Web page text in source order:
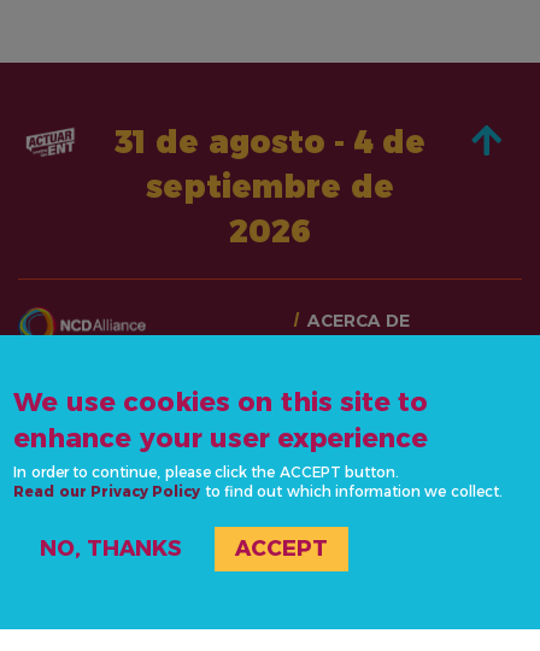
31 de agosto - 4 de
septiembre de
2026
info@actonncds.org
www.ncdalliance.org
ACERCA DE
NOTICIAS Y RECURSOS
RECURSOS
EVENTOS
POLÍTICA DE
We use cookies on this site to
enhance your user experience
In order to continue, please click the ACCEPT button.
Read our Privacy Policy to find out which information we collect.
NO, THANKS ACCEPT